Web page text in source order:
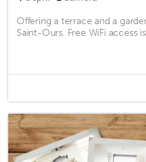
Offering a terrace and a
Saint-Ours. Free WiFi access